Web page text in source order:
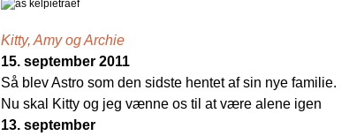
Kitty, Amy og Archie
15. september 2011
Så blev Astro som den sidste hentet af sin nye familie.
Nu skal Kitty og jeg vænne os til at være alene igen
13. september